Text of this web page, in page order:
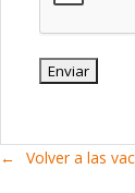
Volver a las